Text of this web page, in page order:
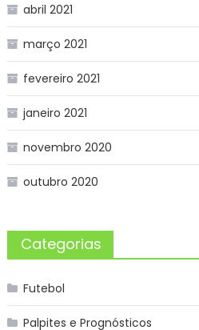
abril 2021
março 2021
fevereiro 2021
janeiro 2021
novembro 2020
outubro 2020
Categorias
Futebol
Palpites e Prognósticos